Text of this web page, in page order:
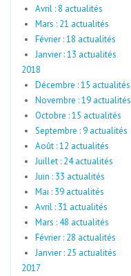
Avril : 8 actualités
Mars : 21 actualités
Février : 18 actualités
Janvier : 13 actualités
2018
Décembre : 15 actualités
Novembre : 19 actualités
Octobre : 15 actualités
Septembre : 9 actualités
Août : 12 actualités
Juillet : 24 actualités
Juin : 33 actualités
Mai : 39 actualités
Avril : 31 actualités
Mars : 48 actualités
Février : 28 actualités
Janvier : 25 actualités
2017